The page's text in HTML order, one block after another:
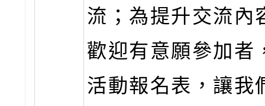
流；為提升交流內
歡迎有意願參加者
活動報名表，讓我